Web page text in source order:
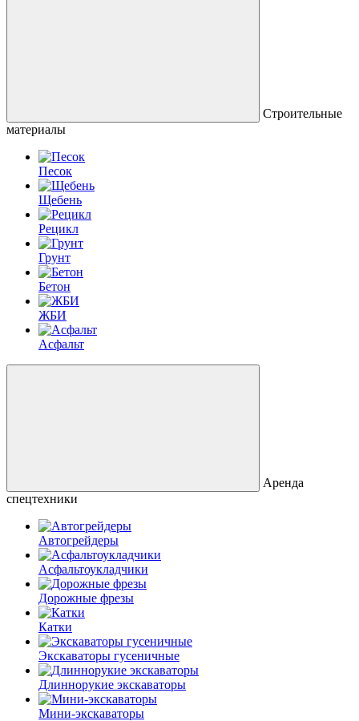
Строительные
материалы
Песок
Щебень
Рецикл
Грунт
Бетон
ЖБИ
Асфальт
Аренда
спецтехники
Автогрейдеры
Асфальто­укладчики
Дорожные фрезы
Катки
Экскаваторы гусеничные
Длиннорукие экскаваторы
Мини-экскаваторы